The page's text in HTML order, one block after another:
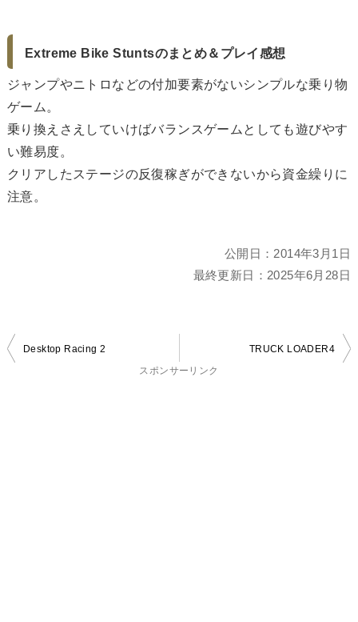
Extreme Bike Stuntsのまとめ＆プレイ感想
ジャンプやニトロなどの付加要素がないシンプルな乗り物
ゲーム。
乗り換えさえしていけばバランスゲームとしても遊びやす
い難易度。
クリアしたステージの反復稼ぎができないから資金繰りに
注意。
公開日： 2014年3月1日
最終更新日： 2025年6月28日
投
Desktop Racing 2
TRUCK LOADER4
スポンサーリンク